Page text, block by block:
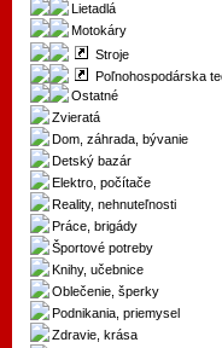
Lietadlá
Motokáry
Stroje
Poľnohospodárska
Ostatné
Zvieratá
Dom, záhrada, bývanie
Detský bazár
Elektro, počítače
Reality, nehnuteľnosti
Práce, brigády
Športové potreby
Knihy, učebnice
Oblečenie, šperky
Podnikania, priemysel
Zdravie, krása